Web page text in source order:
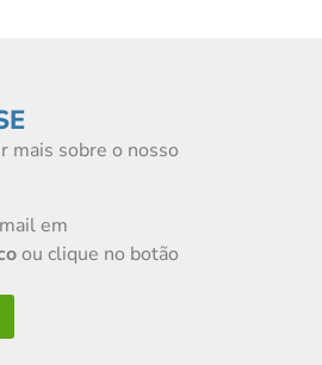
mais sobre o nosso
em
ou clique no botão